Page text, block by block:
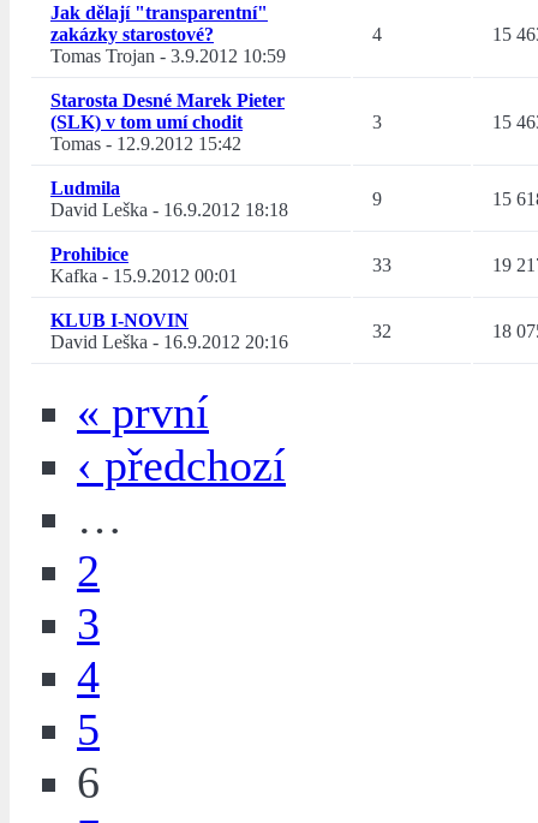
Jak dělají "transparentní"
zakázky starostové?
Tomas Trojan - 3.9.2012 10:59
4 15
Starosta Desné Marek Pieter
(SLK) v tom umí chodit
Tomas - 12.9.2012 15:42
3 15
Ludmila
David Leška - 16.9.2012 18:18
9 15
Prohibice
Kafka - 15.9.2012 00:01
33 19
KLUB I-NOVIN
David Leška - 16.9.2012 20:16
32 18
« první
‹ předchozí
…
2
3
4
5
6